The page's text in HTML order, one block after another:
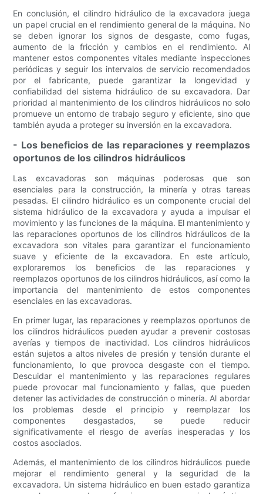
En conclusión, el cilindro hidráulico de la excavadora juega
un papel crucial en el rendimiento general de la máquina. No
se deben ignorar los signos de desgaste, como fugas,
aumento de la fricción y cambios en el rendimiento. Al
mantener estos componentes vitales mediante inspecciones
periódicas y seguir los intervalos de servicio recomendados
por el fabricante, puede garantizar la longevidad y
confiabilidad del sistema hidráulico de su excavadora. Dar
prioridad al mantenimiento de los cilindros hidráulicos no solo
promueve un entorno de trabajo seguro y eficiente, sino que
también ayuda a proteger su inversión en la excavadora.
- Los beneficios de las reparaciones y reemplazos
oportunos de los cilindros hidráulicos
Las excavadoras son máquinas poderosas que son
esenciales para la construcción, la minería y otras tareas
pesadas. El cilindro hidráulico es un componente crucial del
sistema hidráulico de la excavadora y ayuda a impulsar el
movimiento y las funciones de la máquina. El mantenimiento y
las reparaciones oportunos de los cilindros hidráulicos de la
excavadora son vitales para garantizar el funcionamiento
suave y eficiente de la excavadora. En este artículo,
exploraremos los beneficios de las reparaciones y
reemplazos oportunos de los cilindros hidráulicos, así como la
importancia del mantenimiento de estos componentes
esenciales en las excavadoras.
En primer lugar, las reparaciones y reemplazos oportunos de
los cilindros hidráulicos pueden ayudar a prevenir costosas
averías y tiempos de inactividad. Los cilindros hidráulicos
están sujetos a altos niveles de presión y tensión durante el
funcionamiento, lo que provoca desgaste con el tiempo.
Descuidar el mantenimiento y las reparaciones regulares
puede provocar mal funcionamiento y fallas, que pueden
detener las actividades de construcción o minería. Al abordar
los problemas desde el principio y reemplazar los
componentes desgastados, se puede reducir
significativamente el riesgo de averías inesperadas y los
costos asociados.
Además, el mantenimiento de los cilindros hidráulicos puede
mejorar el rendimiento general y la seguridad de la
excavadora. Un sistema hidráulico en buen estado garantiza